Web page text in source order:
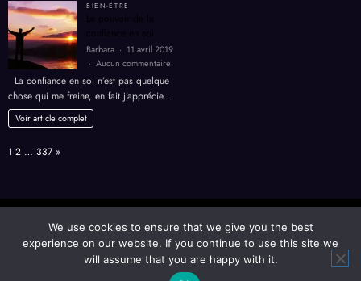
BIEN-ËTRE
Le pouvoir de la
confiance en soi
Barbara
11 avril 2019
Aucun commentaire
de
La confiance en soi n’est pas quelque
chose qui me freine, en fait j’apprécie…
Voir article complet
Page:
1 2 … 337 Next
»
Formation Education
Maison Management
Mariage
Marketing
Mode Santé Service entreprise
Tourisme
Transports de personnes
We use cookies to ensure that we give you the best
experience on our website. If you continue to use this site we
will assume that you are happy with it.